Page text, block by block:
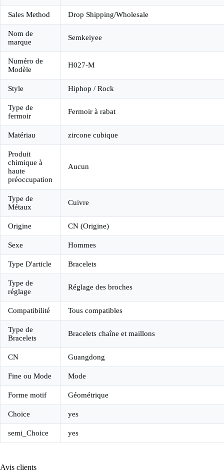
Sales Method Drop Shipping/Wholesale
Nom de
marque
Semkeiyee
Numéro de
Modèle
H027-M
Style Hiphop / Rock
Type de
fermoir
Fermoir à rabat
Matériau zircone cubique
Produit
chimique à
haute
préoccupation
Aucun
Type de
Métaux
Cuivre
Origine CN (Origine)
Sexe Hommes
Type D'article Bracelets
Type de
réglage
Réglage des broches
Compatibilité Tous compatibles
Type de
Bracelets
Bracelets chaîne et maillons
CN Guangdong
Fine ou Mode Mode
Forme motif Géométrique
Choice yes
semi_Choice yes
Avis clients